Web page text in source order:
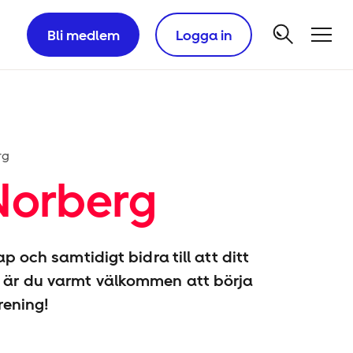
Bli medlem Logga in
och samtidigt bidra till att ditt
du varmt välkommen att börja